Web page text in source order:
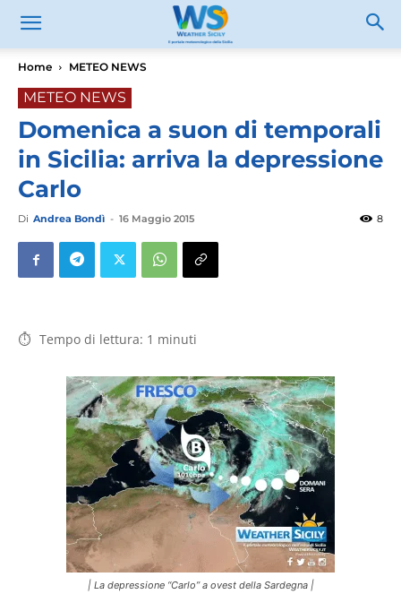
Home METEO NEWS
METEO NEWS
Domenica a suon di temporali
in Sicilia: arriva la depressione
Carlo
Di Andrea Bondì - 16 Maggio 2015 8
Tempo di lettura: 1 minuti
| La depressione “Carlo” a ovest della Sardegna |